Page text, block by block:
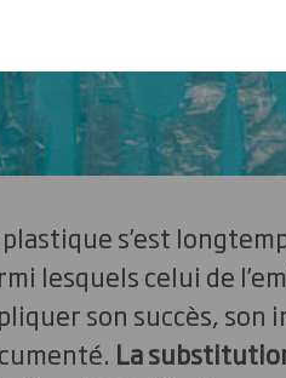
s’est
lesquels celui de
son succès, son
La